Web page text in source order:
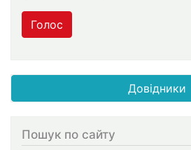
Голос
Довідники
Пошук по сайту